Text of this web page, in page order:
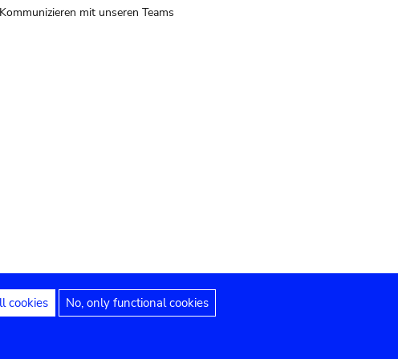
Kommunizieren mit unseren Teams
Hinweise Erklärung zur Barrierefreiheit
cookies No, only functional cookies